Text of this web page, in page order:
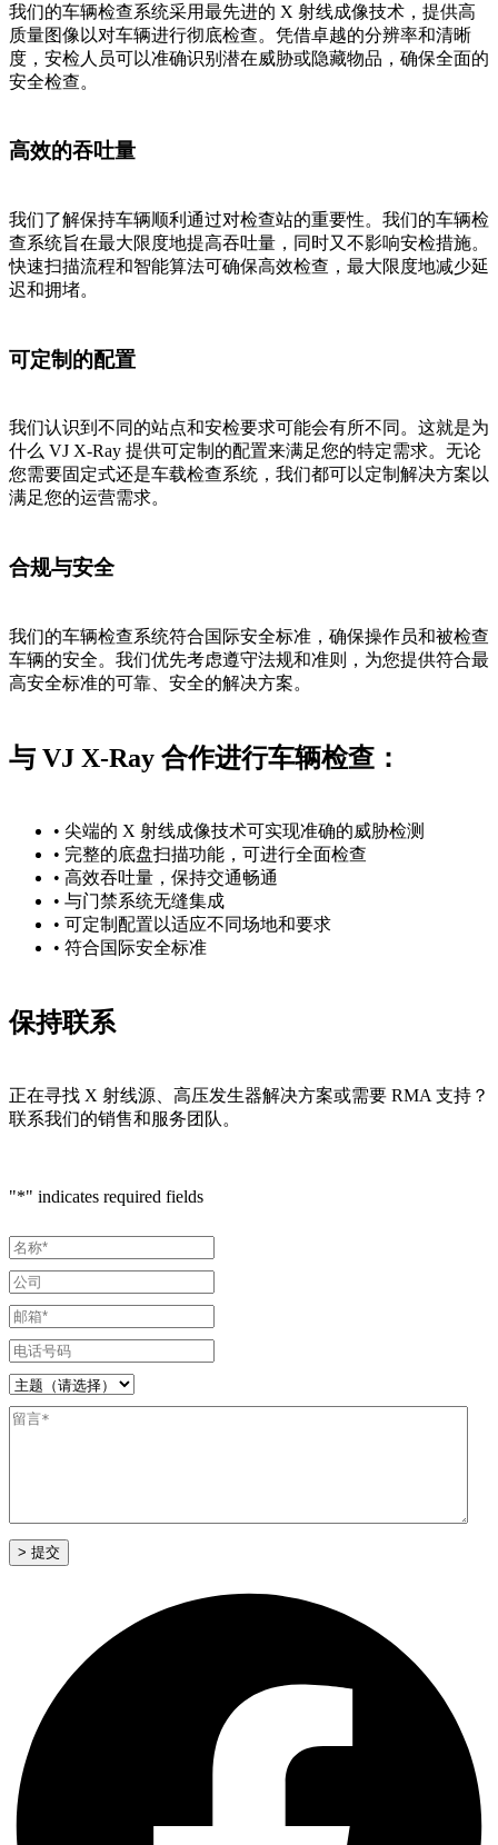
我们的车辆检查系统采用最先进的 X 射线成像技术，提供高
质量图像以对车辆进行彻底检查。凭借卓越的分辨率和清晰
度，安检人员可以准确识别潜在威胁或隐藏物品，确保全面的
安全检查。
高效的吞吐量
我们了解保持车辆顺利通过对检查站的重要性。我们的车辆检
查系统旨在最大限度地提高吞吐量，同时又不影响安检措施。
快速扫描流程和智能算法可确保高效检查，最大限度地减少延
迟和拥堵。
可定制的配置
我们认识到不同的站点和安检要求可能会有所不同。这就是为
什么 VJ X-Ray 提供可定制的配置来满足您的特定需求。无论
您需要固定式还是车载检查系统，我们都可以定制解决方案以
满足您的运营需求。
合规与安全
我们的车辆检查系统符合国际安全标准，确保操作员和被检查
车辆的安全。我们优先考虑遵守法规和准则，为您提供符合最
高安全标准的可靠、安全的解决方案。
与 VJ X-Ray 合作进行车辆检查：
• 尖端的 X 射线成像技术可实现准确的威胁检测
• 完整的底盘扫描功能，可进行全面检查
• 高效吞吐量，保持交通畅通
• 与门禁系统无缝集成
• 可定制配置以适应不同场地和要求
• 符合国际安全标准
保持联系
正在寻找 X 射线源、高压发生器解决方案或需要 RMA 支持？
联系我们的销售和服务团队。
"*" indicates required fields